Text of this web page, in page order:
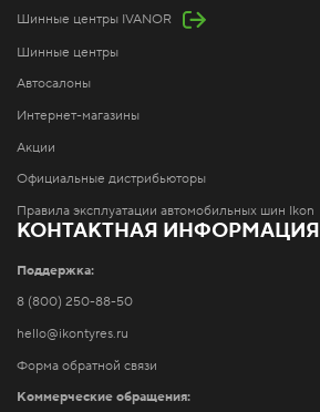
Шинные центры IVANOR
Шинные центры
Автосалоны
Интернет-магазины
Акции
Официальные дистрибьюторы
Правила эксплуатации автомобильных шин Ikon
КОНТАКТНАЯ ИНФОРМАЦИЯ
Поддержка:
8 (800) 250-88-50
hello@ikontyres.ru
Форма обратной связи
Коммерческие обращения: